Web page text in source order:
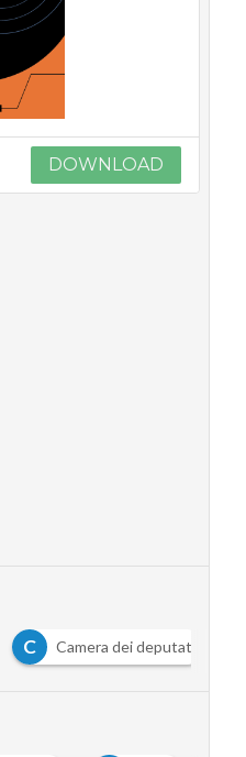
DOWNLOAD
deputati C cisco